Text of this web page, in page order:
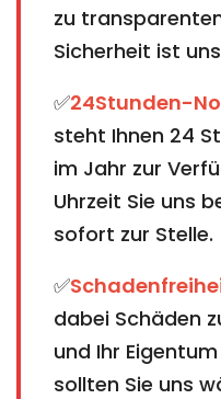
zu
Sicherheit ist
✅24Stunden-
steht Ihnen 24
im Jahr zur
Uhrzeit Sie uns
sofort zur Stelle.
✅
dabei Schäden
und Ihr
sollten Sie uns